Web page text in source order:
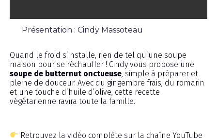
Présentation : Cindy Massoteau
Quand le froid s’installe, rien de tel qu’une soupe
maison pour se réchauffer ! Cindy vous propose une
soupe de butternut onctueuse , simple à préparer et
pleine de douceur. Avec du gingembre frais, du romarin
et une touche d’huile d’olive, cette recette
végétarienne ravira toute la famille.
Retrouvez la vidéo complète sur la chaîne YouTube